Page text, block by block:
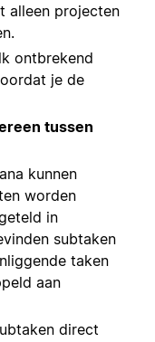
alleen projecten
ontbrekend
je de
tussen
kunnen
worden
in
subtaken
taken
aan
direct